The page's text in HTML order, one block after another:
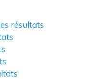
résultats